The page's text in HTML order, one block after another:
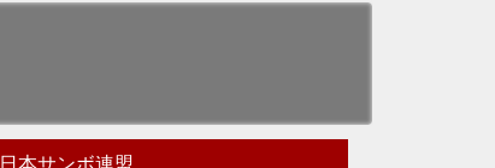
日本サンボ連盟